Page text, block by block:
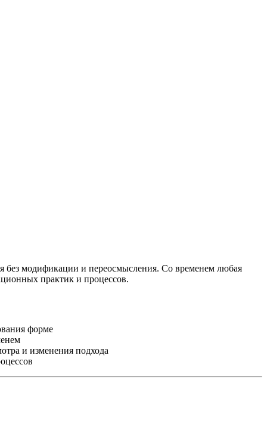
без модификации и переосмысления. Со временем любая
практик и процессов.
форме
и изменения подхода